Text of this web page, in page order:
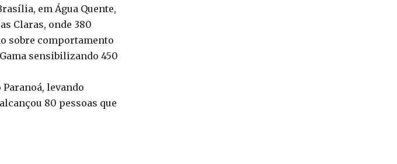
em Água Quente,
Claras, onde 380
sobre comportamento
sensibilizando 450
levando
80 pessoas que